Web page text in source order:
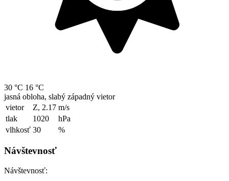
30 °C 16 °C
jasná obloha, slabý západný vietor
vietor
Z, 2.17 m/s
tlak
1020
hPa
vlhkosť 30 %
Návštevnosť
Návštevnosť: